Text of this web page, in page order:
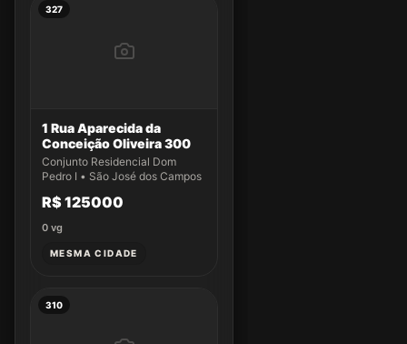
327
1 Rua Aparecida da
Conceição Oliveira 300
Conjunto Residencial Dom
Pedro I • São José dos Campos
R$ 125000
0 vg
MESMA CIDADE
310